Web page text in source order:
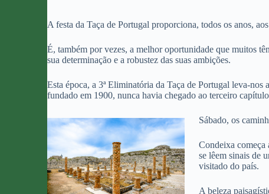
A festa da Taça de Portugal proporciona, todos os anos,
É, também por vezes, a melhor oportunidade que muitos
sua determinação e a robustez das suas ambições.
Esta época, a 3ª Eliminatória da Taça de Portugal leva-
fundado em 1900, nunca havia chegado ao terceiro
Sábado, os
Condeixa começa
se lêem sinais de
visitado do país.
A beleza